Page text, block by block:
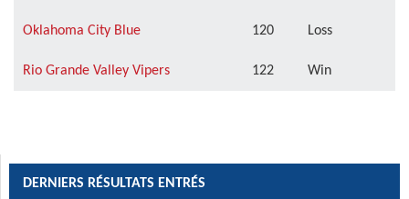
Oklahoma City Blue 120 Loss
Rio Grande Valley Vipers 122 Win
DERNIERS RÉSULTATS ENTRÉS